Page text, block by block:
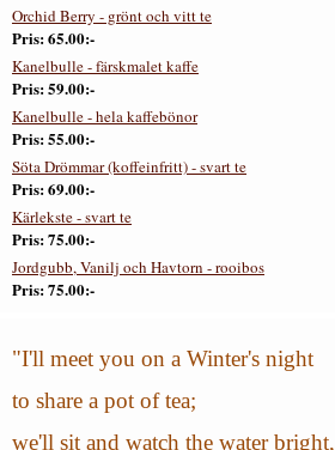
Orchid Berry - grönt och vitt te
Pris 65.00:-
Kanelbulle - färskmalet kaffe
Pris 59.00:-
Kanelbulle - hela kaffebönor
Pris 55.00:-
Söta Drömmar (koffeinfritt) - svart te
Pris 69.00:-
Kärlekste - svart te
Pris 75.00:-
Jordgubb, Vanilj och Havtorn - rooibos
Pris 75.00:-
"I'll meet you on a Winter's night
to share a pot of tea;
we'll sit and watch the water bright,